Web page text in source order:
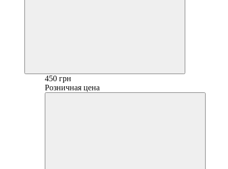
450 грн
Розничная цена